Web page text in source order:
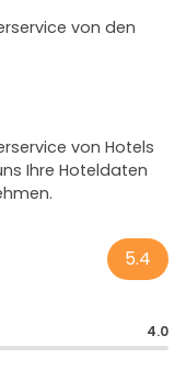
von den
von Hotels
Ihre Hoteldaten
5.4
4.0